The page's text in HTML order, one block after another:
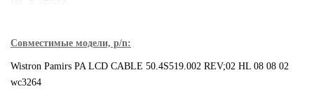
Совместимые модели, p/n:
Wistron Pamirs PA LCD CABLE 50.4S519.002 REV;02 HL 08 08 02
wc3264